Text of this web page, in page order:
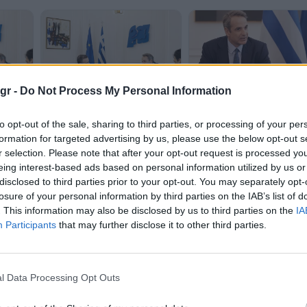
- Do Not Process My Personal Information
opt-out of the sale, sharing to third parties, or processing of your
for targeted advertising by us, please use the below opt-out
selection. Please note that after your opt-out request is processed
interest-based ads based on personal information utilized by us
to third parties prior to your opt-out. You may separately
of your personal information by third parties on the IAB’s list of
This information may also be disclosed by us to third parties on the
Participants that may further disclose it to other third parties.
Data Processing Opt Outs
Μαξίμου: Στο επίκεντρο η
Αθήνα του 2027, οι υποδομές
και η καθημερινότητα
και τη «νέα εποχή
διαφάνειας»
Συνάντηση Μητσοτακη -